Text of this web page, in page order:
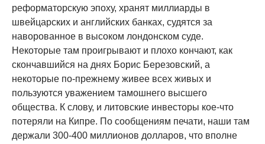
реформаторскую эпоху, хранят миллиарды в
швейцарских и английских банках, судятся за
наворованное в высоком лондонском суде.
Некоторые там проигрывают и плохо кончают, как
скончавшийся на днях Борис Березовский, а
некоторые по-прежнему живее всех живых и
пользуются уважением тамошнего высшего
общества. К слову, и литовские инвесторы кое-что
потеряли на Кипре. По сообщениям печати, наши там
держали 300-400 миллионов долларов, что вполне